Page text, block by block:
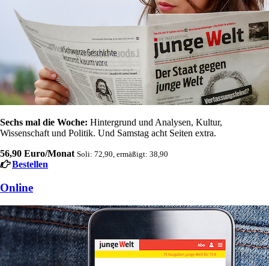
Sechs mal die Woche: Hintergrund und Analysen, Kultur,
Wissenschaft und Politik. Und Samstag acht Seiten extra.
56,90 Euro/Monat Soli: 72,90, ermäßigt: 38,90
Bestellen
Online